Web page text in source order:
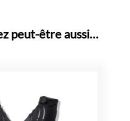
peut-être aussi…